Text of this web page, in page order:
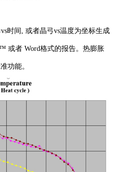
时间, 或者晶弓vs温度为坐标生成
或者 Word格式的报告。热膨胀
功能。